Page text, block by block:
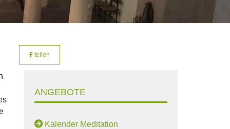
teilen
ANGEBOTE
Kalender Meditation